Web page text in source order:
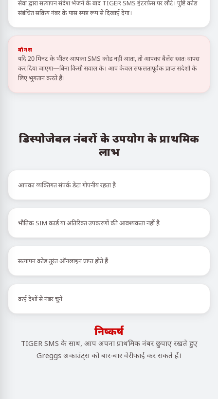
सेवा द्वारा सत्यापन संदेश भेजने के बाद TIGER SMS इंटरफ़ेस पर लौटें। पुष्टि कोड
संबंधित सक्रिय नंबर के पास स्पष्ट रूप से दिखाई देगा।
बोनस
यदि 20 मिनट के भीतर आपका SMS कोड नहीं आता, तो आपका बैलेंस स्वतः वापस
कर दिया जाएगा—बिना किसी सवाल के। आप केवल सफलतापूर्वक प्राप्त संदेशों के
लिए भुगतान करते हैं।
डिस्पोजेबल नंबरों के उपयोग के प्राथमिक
लाभ
आपका व्यक्तिगत संपर्क डेटा गोपनीय रहता है
भौतिक SIM कार्ड या अतिरिक्त उपकरणों की आवश्यकता नहीं है
सत्यापन कोड तुरंत ऑनलाइन प्राप्त होते हैं
कई देशों से नंबर चुनें
निष्कर्ष
TIGER SMS के साथ, आप अपना प्राथमिक नंबर छुपाए रखते हुए
Greggs अकाउंट्स को बार-बार वेरीफाई कर सकते हैं।